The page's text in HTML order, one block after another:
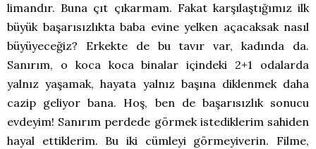
limandır. Buna çıt çıkarmam. Fakat karşılaştığımız ilk
büyük başarısızlıkta baba evine yelken açacaksak nasıl
büyüyeceğiz? Erkekte de bu tavır var, kadında da.
Sanırım, o koca koca binalar içindeki 2+1 odalarda
yalnız yaşamak, hayata yalnız başına diklenmek daha
cazip geliyor bana. Hoş, ben de başarısızlık sonucu
evdeyim! Sanırım perdede görmek istediklerim sahiden
hayal ettiklerim. Bu iki cümleyi görmeyiverin. Filme,